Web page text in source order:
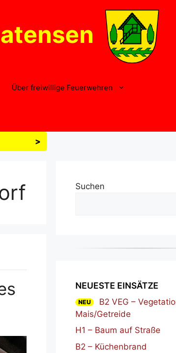
Über freiwillige Feuerwehren
>
Suchen
NEUESTE EINSÄTZE
NEU
B2 VEG –
Mais/Getreide
H1 – Baum auf Straße
B2 – Küchenbrand